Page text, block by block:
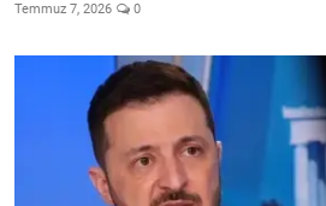
Temmuz 7, 2026 0